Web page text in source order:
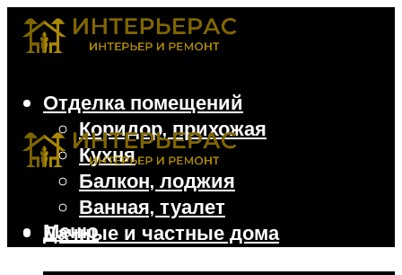
Отделка помещений
Коридор, прихожая
Кухня
Балкон, лоджия
Ванная, туалет
Дачные и частные дома
Меню